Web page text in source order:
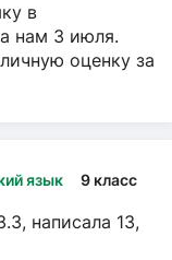
в
нам 3 июля.
оценку за
язык 9 класс
написала 13,